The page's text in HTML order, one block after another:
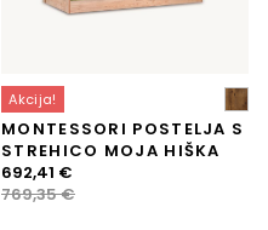
Akcija!
MONTESSORI POSTELJA S
STREHICO MOJA HIŠKA
769,35€
Izvirna
cena
692,41 €
Trenutna
cena